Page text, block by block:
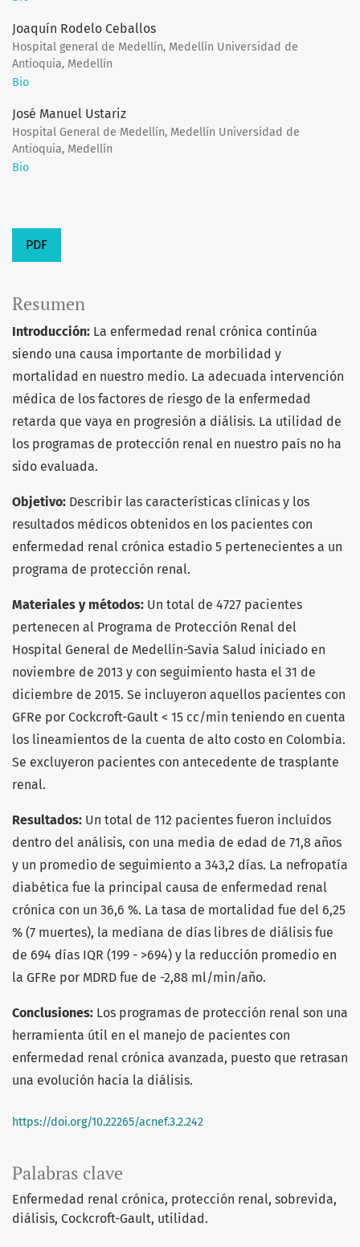
Joaquín Rodelo Ceballos
Hospital general de Medellín, Medellín Universidad de
Antioquia, Medellín
Bio
José Manuel Ustariz
Hospital General de Medellín, Medellín Universidad de
Antioquia, Medellín
Bio
PDF
Palabras clave
Enfermedad renal crónica protección renal sobrevida
diálisis Cockcroft-Gault utilidad.
Resumen
Introducción: La enfermedad renal crónica continúa
siendo una causa importante de morbilidad y
mortalidad en nuestro medio. La adecuada intervención
médica de los factores de riesgo de la enfermedad
retarda que vaya en progresión a diálisis. La utilidad de
los programas de protección renal en nuestro país no ha
sido evaluada.
Objetivo: Describir las características clínicas y los
resultados médicos obtenidos en los pacientes con
enfermedad renal crónica estadio 5 pertenecientes a un
programa de protección renal.
Materiales y métodos: Un total de 4727 pacientes
pertenecen al Programa de Protección Renal del
Hospital General de Medellín-Savia Salud iniciado en
noviembre de 2013 y con seguimiento hasta el 31 de
diciembre de 2015. Se incluyeron aquellos pacientes con
GFRe por Cockcroft-Gault < 15 cc/min teniendo en cuenta
los lineamientos de la cuenta de alto costo en Colombia.
Se excluyeron pacientes con antecedente de trasplante
renal.
Resultados: Un total de 112 pacientes fueron incluídos
dentro del análisis, con una media de edad de 71,8 años
y un promedio de seguimiento a 343,2 días. La nefropatía
diabética fue la principal causa de enfermedad renal
crónica con un 36,6 %. La tasa de mortalidad fue del 6,25
% (7 muertes), la mediana de días libres de diálisis fue
de 694 días IQR (199 - >694) y la reducción promedio en
la GFRe por MDRD fue de -2,88 ml/min/año.
Conclusiones: Los programas de protección renal son una
herramienta útil en el manejo de pacientes con
enfermedad renal crónica avanzada, puesto que retrasan
una evolución hacia la diálisis.
https://doi.org/10.22265/acnef.3.2.242